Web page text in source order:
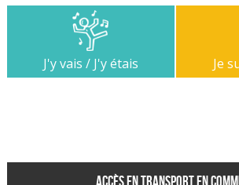
J'y vais / J'y étais Je
Accès en transport en